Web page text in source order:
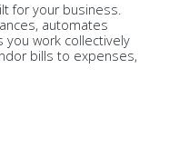
for your business.
automates
you work collectively
bills to expenses,